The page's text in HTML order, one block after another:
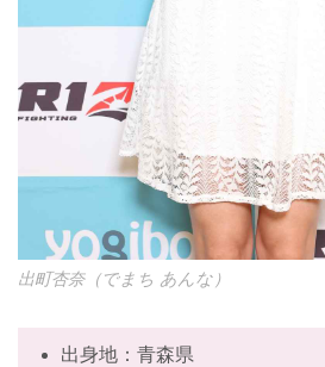
出町杏奈（でまち あんな）
出身地：青森県